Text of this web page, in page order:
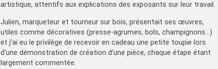
artistique, attentifs aux explications des exposants sur leur travail.
Julien, marqueteur et tourneur sur bois, présentait ses œuvres,
utiles comme décoratives (presse-agrumes, bols, champignons…)
et j’ai eu le privilège de recevoir en cadeau une petite toupie lors
d’une démonstration de création d’une pièce, chaque étape étant
largement commentée.